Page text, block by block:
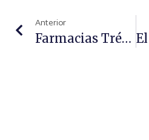
Anterior
Farmacias Trébol Sitúa El Acceso Ciudadano A Productos De Salud Como Objetivo Principal Para 2026